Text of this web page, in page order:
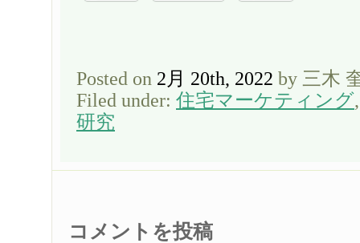
Posted on 2月 20th, 2022 by 三木
Filed under: 住宅マーケティング
研究
コメントを投稿